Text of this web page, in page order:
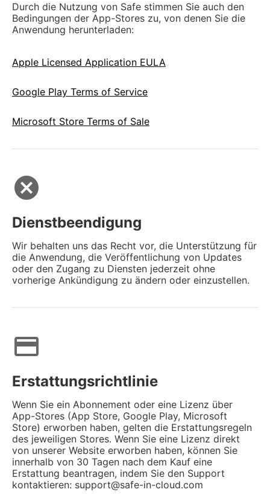
Durch die Nutzung von Safe stimmen Sie auch den
Bedingungen der App-Stores zu, von denen Sie die
Anwendung herunterladen:
Apple Licensed Application EULA
Google Play Terms of Service
Microsoft Store Terms of Sale
cancel
Dienstbeendigung
Wir behalten uns das Recht vor, die Unterstützung für
die Anwendung, die Veröffentlichung von Updates
oder den Zugang zu Diensten jederzeit ohne
vorherige Ankündigung zu ändern oder einzustellen.
credit_card
Erstattungsrichtlinie
Wenn Sie ein Abonnement oder eine Lizenz über
App-Stores (App Store, Google Play, Microsoft
Store) erworben haben, gelten die Erstattungsregeln
des jeweiligen Stores. Wenn Sie eine Lizenz direkt
von unserer Website erworben haben, können Sie
innerhalb von 30 Tagen nach dem Kauf eine
Erstattung beantragen, indem Sie den Support
kontaktieren: support@safe-in-cloud.com